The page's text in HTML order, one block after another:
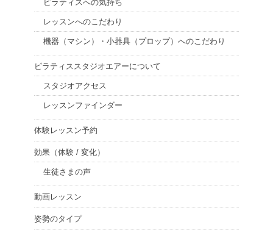
ピラティスへの気持ち
レッスンへのこだわり
機器（マシン）・小器具（プロップ）へのこだわり
ピラティススタジオエアーについて
スタジオアクセス
レッスンファインダー
体験レッスン予約
効果（体験 / 変化）
生徒さまの声
動画レッスン
姿勢のタイプ